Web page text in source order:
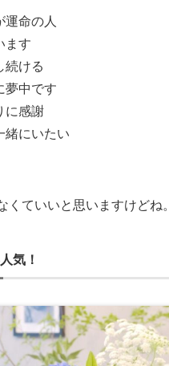
運命の人
ます
続ける
夢中です
に感謝
緒にいたい
くていいと思いますけどね。
気！